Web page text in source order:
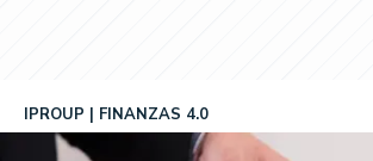
IPROUP FINANZAS 4.0